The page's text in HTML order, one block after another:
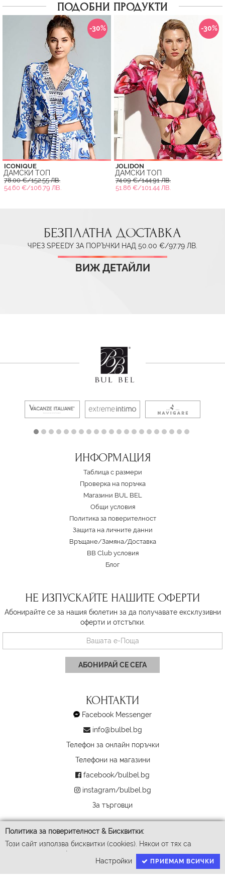
Политика за поверителност & Бисквитки:
Този сайт използва бисквитки (cookies). Някои от тях са
задължителни за функционирането му, докато други ни
помагат да подобрим Вашето преживяване. За да доставим
успешно Вашите покупки ние събираме и обработваме
Настройки ПРИЕМАМ ВСИЧКИ
ПОДОБНИ ПРОДУКТИ
-30%
ICONIQUE
ДАМСКИ ТОП
78.00 €/152.55 ЛВ.
54.60 €/106.79 ЛВ.
-30%
JOLIDON
ДАМСКИ ТОП
74.09 €/144.91 ЛВ.
51.86 €/101.44 ЛВ.
БЕЗПЛАТНА ДОСТАВКА
ЧРЕЗ SPEEDY ЗА ПОРЪЧКИ НАД 50.00 €/97.79 ЛВ.
ВИЖ ДЕТАЙЛИ
ИНФОРМАЦИЯ
Таблица с размери
Проверка на поръчка
Магазини BUL BEL
Oбщи условия
Политика за поверителност
Защита на личните данни
Връщане/Замяна/Доставка
BB Club условия
Блог
НЕ ИЗПУСКАЙТЕ НАШИТЕ ОФЕРТИ
Абонирайте се за нашия бюлетин за да получавате ексклузивни
оферти и отстъпки.
АБОНИРАЙ СЕ СЕГА
КОНТАКТИ
Facebook Messenger
info@bulbel.bg
Телефон за онлайн поръчки
Телефони на магазини
facebook/bulbel.bg
instagram/bulbel.bg
За търговци